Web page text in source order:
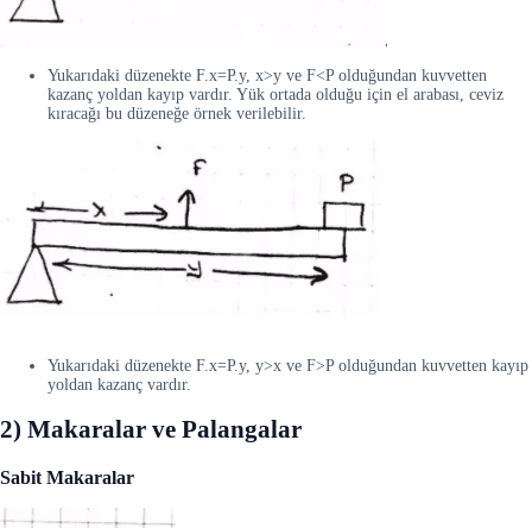
Yukarıdaki düzenekte F.x=P.y, x>y ve F<P olduğundan kuvvetten
kazanç yoldan kayıp vardır. Yük ortada olduğu için el arabası, ceviz
kıracağı bu düzeneğe örnek verilebilir.
Yukarıdaki düzenekte F.x=P.y, y>x ve F>P olduğundan kuvvetten kayıp
yoldan kazanç vardır.
2) Makaralar ve Palangalar
Sabit Makaralar